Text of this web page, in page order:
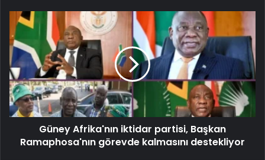
Güney Afrika'nın iktidar partisi, Başkan
Ramaphosa'nın görevde kalmasını destekliyor